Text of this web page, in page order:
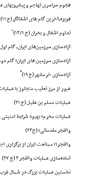
هجوم سراسری تهاجم و پیشرویهای
هویزه،آخرین گام های اشغالگر (ج ۱۱)
تداوم اشغال و بحران (ج ۱۳/۱)
*
آزادسازی سرزمین‌های ایران، گام
آزادسازی سرزمین های ایران؛ گام
آزادسازی خرمشهر (ج ۱۹)
*
عبور از مرز تعقیب متجاوز با عملیات
عملیات مسلم بن عقیل (ج ۲۱)
عملیات محرم؛ بهبود شرایط امنیتی
والفجر مقدماتی؛ (ج۲۳)
والفجر۱؛ ممانعت ایران از برگزاری اجلاس عدم تعهد در بغداد،(ج ۲۴)
آماده‌سازی عملیات والفجر ۴ (ج ۲۷)
نخستین عملیات بزرگ در شمال غرب: